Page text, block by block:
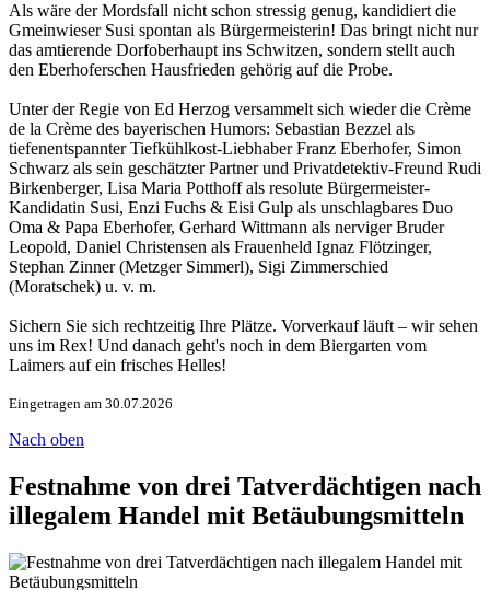
Als wäre der Mordsfall nicht schon stressig genug, kandidiert die
Gmeinwieser Susi spontan als Bürgermeisterin! Das bringt nicht nur
das amtierende Dorfoberhaupt ins Schwitzen, sondern stellt auch
den Eberhoferschen Hausfrieden gehörig auf die Probe.
Unter der Regie von Ed Herzog versammelt sich wieder die Crème
de la Crème des bayerischen Humors: Sebastian Bezzel als
tiefenentspannter Tiefkühlkost-Liebhaber Franz Eberhofer, Simon
Schwarz als sein geschätzter Partner und Privatdetektiv-Freund Rudi
Birkenberger, Lisa Maria Potthoff als resolute Bürgermeister-
Kandidatin Susi, Enzi Fuchs & Eisi Gulp als unschlagbares Duo
Oma & Papa Eberhofer, Gerhard Wittmann als nerviger Bruder
Leopold, Daniel Christensen als Frauenheld Ignaz Flötzinger,
Stephan Zinner (Metzger Simmerl), Sigi Zimmerschied
(Moratschek) u. v. m.
Sichern Sie sich rechtzeitig Ihre Plätze. Vorverkauf läuft – wir sehen
uns im Rex! Und danach geht's noch in dem Biergarten vom
Laimers auf ein frisches Helles!
Eingetragen am 30.07.2026
Nach oben
Festnahme von drei Tatverdächtigen nach
illegalem Handel mit Betäubungsmitteln